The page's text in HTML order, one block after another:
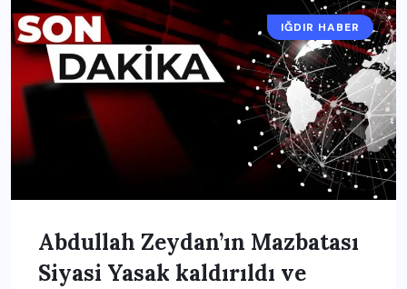
IĞDIR HABER
Abdullah Zeydan’ın Mazbatası
Siyasi Yasak kaldırıldı ve